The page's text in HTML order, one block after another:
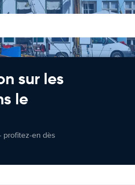
sur les
le
profitez-en dès